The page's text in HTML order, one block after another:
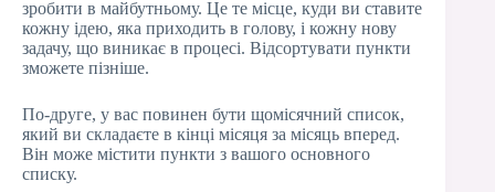
зробити в майбутньому. Це те місце, куди ви ставите
кожну ідею, яка приходить в голову, і кожну нову
задачу, що виникає в процесі. Відсортувати пункти
зможете пізніше.
По-друге, у вас повинен бути щомісячний список,
який ви складаєте в кінці місяця за місяць вперед.
Він може містити пункти з вашого основного
списку.